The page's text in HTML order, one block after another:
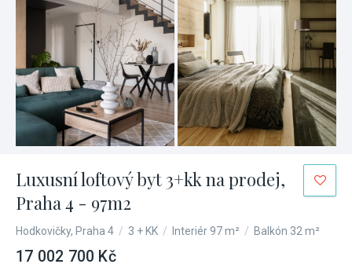
Luxusní loftový byt 3+kk na prodej,
Praha 4 - 97m2
Hodkovičky, Praha 4 / 3 + KK / Interiér 97 m² / Balkón 32 m²
17 002 700 Kč